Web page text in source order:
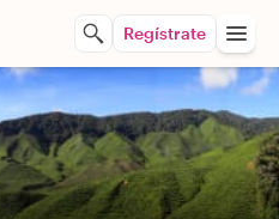
Regístrate